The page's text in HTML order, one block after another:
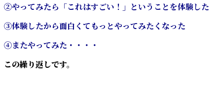
②やってみたら「これはすごい！」ということを体験した
③体験したから面白くてもっとやってみたくなった
④またやってみた・・・・
この繰り返しです。